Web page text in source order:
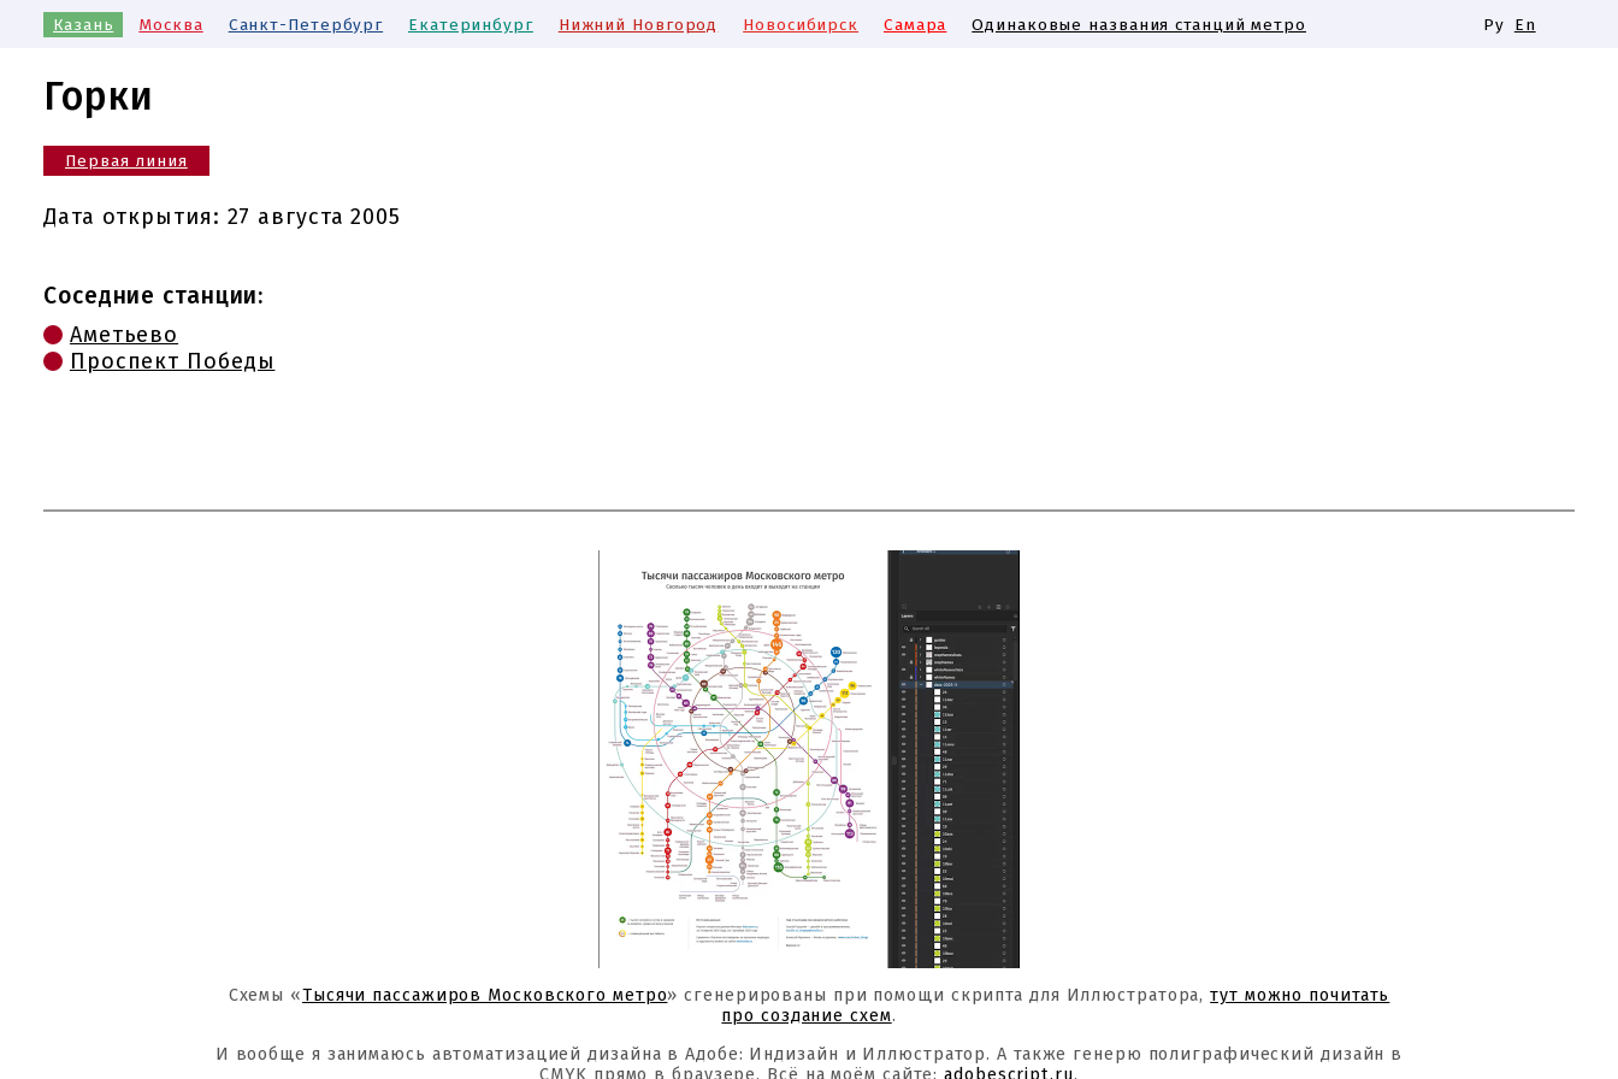
Казань Москва Санкт-Петербург Екатеринбург Нижний Новгород Новосибирск Самара Одинаковые названия станций метро Ру En
Горки
Первая линия
Дата открытия: 27 августа 2005
Соседние станции:
Аметьево
Проспект Победы
Схемы «Тысячи пассажиров Московского метро» сгенерированы при помощи скрипта для Иллюстратора,тут можно почитать
про создание схем.
И вообще я занимаюсь автоматизацией дизайна в Адобе: Индизайн и Иллюстратор. А также генерю полиграфический дизайн в
CMYK прямо в браузере. Всё на моём сайте:adobescript.ru.